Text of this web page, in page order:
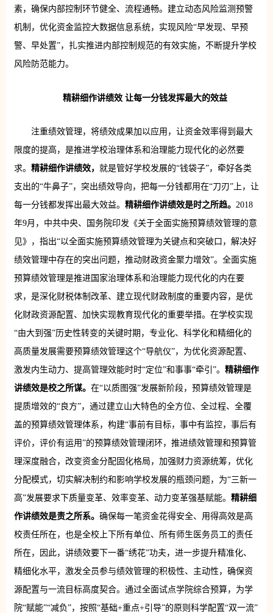
素，确保内部控制环节健全、流程通畅。建立动态风险监测预警
机制，优化资金监控大数据信息系统，实现风险“早发现、早预
警、早处置”，扎实推进内部控制规范的有效实施，不断提升学校
风险防范能力。
精耕细作讲绩效 让每一分钱发挥最大的效益
注重绩效管理，将绩效成果加以应用，让资金效率得到最大
限度的提高，是推进学校治理体系和治理能力现代化的必然要
求。 精耕细作讲绩效， 就是管好学校发展的“钱袋子”，牵好各类
支出的“牛鼻子”，突出绩效导向，把每一分钱都用在“刀刃”上，让
每一分钱都发挥出最大效益。 精耕细作讲绩效是时之所趋。 2018
年9月，中共中央、国务院印发《关于全面实施预算绩效管理的意
见》，指出“以全面实施预算绩效管理为关键点和突破口，解决好
绩效管理中存在的突出问题，推动财政资金聚力增效”。全面实施
预算绩效管理是推进国家治理体系和治理能力现代化的内在要
求，是深化财税体制改革、建立现代财政制度的重要内容，是优
化财政资源配置、加快实现教育现代化的重要举措。在学校实现
“由大到强”历史性转变的关键时期，专业化、科学化和精细化的
高质量发展需要预算绩效管理这个“导航仪”，为优化资源配置、
激发内生动力、提高管理效能时时“定位”和事事“牵引”。 精耕细作
讲绩效是校之所谋。 在“以质图强”发展新阶段，预算绩效管理是
提质增效的“良方”，通过建立山大特色的全方位、全过程、全覆
盖的预算绩效管理体系，构建“事前有目标，事中有监控，事后有
评价，评价有运用”的预算绩效管理闭环，推进绩效管理和预算管
理深度融合，改变资金分配固化格局，加强财力资源统筹，优化
分配模式，切实解决制约和影响学校发展的瓶颈问题，为“三新一
高”发展要求下质量变革、效率变革、动力变革强基赋能。 精耕细
作讲绩效是责之所系。 确保每一笔资金花得安全、用得高效是高
校责任所在，也是全校上下所有单位、所有师生医务员工的责任
所在，因此，讲绩效要下一番“绣花”功夫，进一步提升精准化、
精细化水平，激发全员参与绩效管理的积极性、主动性，确保资
源配置与一流目标高度契合。通过全面试点学院综合预算，为学
院“赋能”“减负”，按照“基础+重点+引导”的原则科学配置“双一流”